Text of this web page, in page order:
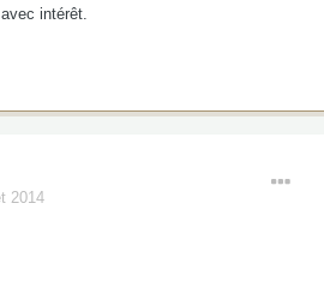
intérêt.
2014